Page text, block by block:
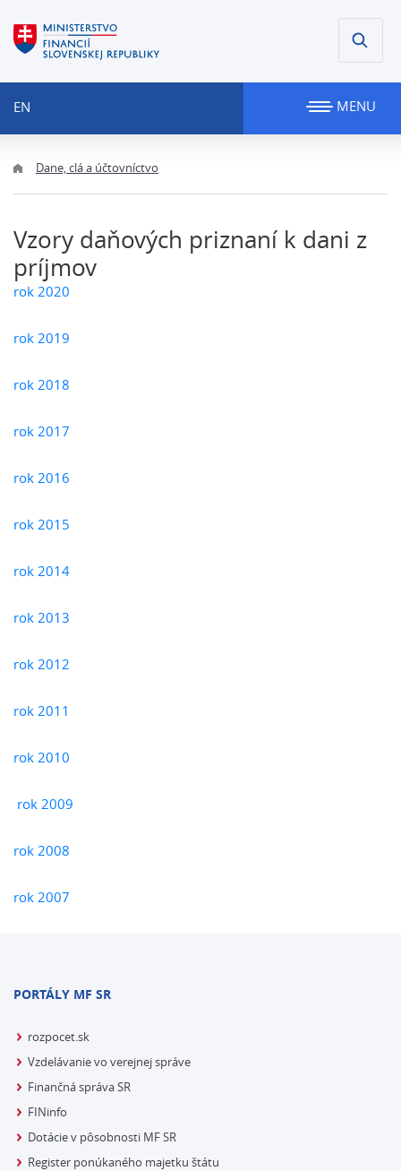
EN MENU
Dane, clá a účtovníctvo
Vzory daňových priznaní k dani z
príjmov
rok 2020
rok 2019
rok 2018
rok 2017
rok 2016
rok 2015
rok 2014
rok 2013
rok 2012
rok 2011
rok 2010
rok 2009
rok 2008
rok 2007
PORTÁLY MF SR
rozpocet.sk
Vzdelávanie vo verejnej správe
Finančná správa SR
FINinfo
Dotácie v pôsobnosti MF SR
Register ponúkaného majetku štátu